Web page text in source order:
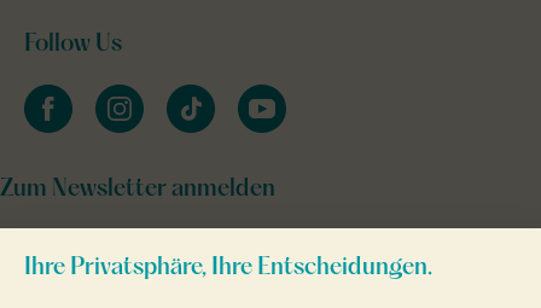
Follow Us
facebookinstagramtiktok youtube
Zum Newsletter anmelden